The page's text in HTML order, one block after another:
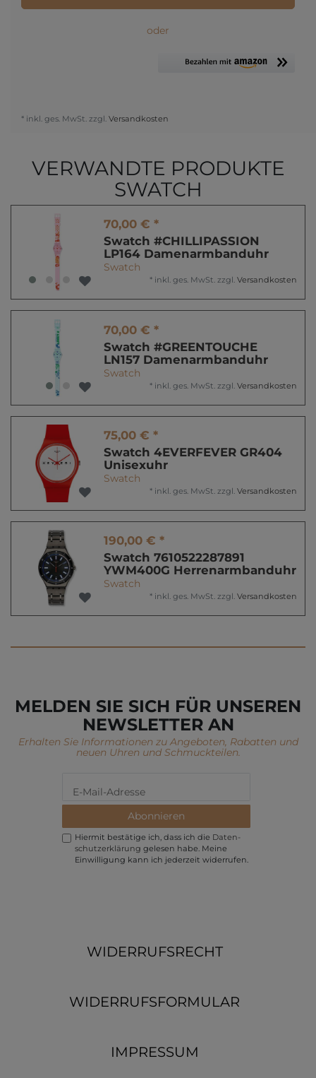
oder
* inkl. ges. MwSt. zzgl. Versandkosten
VERWANDTE PRODUKTE
SWATCH
70,00 € *
Swatch #CHILLIPASSION
LP164 Damenarmbanduhr
Swatch
* inkl. ges. MwSt. zzgl. Versandkosten
70,00 € *
Swatch #GREENTOUCHE
LN157 Damenarmbanduhr
Swatch
* inkl. ges. MwSt. zzgl. Versandkosten
75,00 € *
Swatch 4EVERFEVER GR404
Unisexuhr
Swatch
* inkl. ges. MwSt. zzgl. Versandkosten
190,00 € *
Swatch 7610522287891
YWM400G Herrenarmbanduhr
Swatch
* inkl. ges. MwSt. zzgl. Versandkosten
MELDEN SIE SICH FÜR UNSEREN
NEWSLETTER AN
Erhalten Sie Informationen zu Angeboten, Rabatten und
neuen Uhren und Schmuckteilen.
Abonnieren
Hiermit bestätige ich, dass ich die Daten­
schutz­erklärung gelesen habe. Meine
Einwilligung kann ich jederzeit widerrufen.
WIDERRUFSRECHT
WIDERRUFSFORMULAR
IMPRESSUM